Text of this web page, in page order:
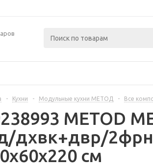
- Кухни - Модульные кухни МЕТОД - Все
дхвк+двр/
см